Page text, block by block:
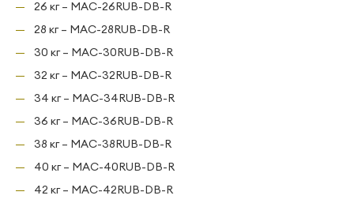
26 кг – MAC-26RUB-DB-R
28 кг – MAC-28RUB-DB-R
30 кг – MAC-30RUB-DB-R
32 кг – MAC-32RUB-DB-R
34 кг – MAC-34RUB-DB-R
36 кг – MAC-36RUB-DB-R
38 кг – MAC-38RUB-DB-R
40 кг – MAC-40RUB-DB-R
42 кг – MAC-42RUB-DB-R